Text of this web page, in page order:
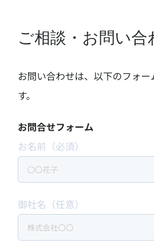
ご相談・お問い合
お問い合わせは、以下のフォ
す。
お問合せフォーム
お名前（必須）
御社名（任意）